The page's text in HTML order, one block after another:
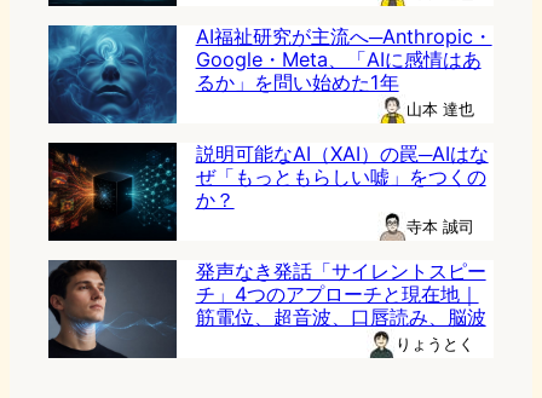
AI福祉研究が主流へ─Anthropic・
Google・Meta、「AIに感情はあ
るか」を問い始めた1年
山本 達也
説明可能なAI（XAI）の罠─AIはな
ぜ「もっともらしい嘘」をつくの
か？
寺本 誠司
発声なき発話「サイレントスピー
チ」4つのアプローチと現在地｜
筋電位、超音波、口唇読み、脳波
りょうとく